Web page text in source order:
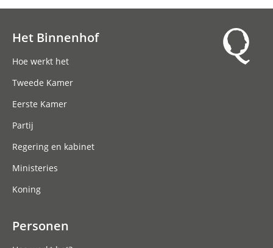
Het Binnenhof
Hoe werkt het
Tweede Kamer
Eerste Kamer
Partij
Regering en kabinet
Ministeries
Koning
Personen